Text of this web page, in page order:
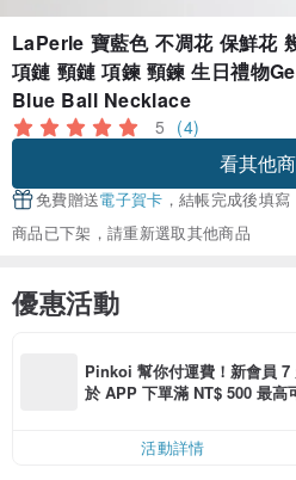
LaPerle 寶藍色 不凋花 保鮮花
項鏈 頸鏈 項鍊 頸鍊 生日禮物
Blue Ball Necklace
5 (4)
看其他
免費贈送電子賀卡 ，結帳完成後填寫
商品已下架，請重新選取其他商品
優惠活動
Pinkoi 幫你付運費！新會員 7
於 APP 下單滿 NT$ 500 最高
活動詳情